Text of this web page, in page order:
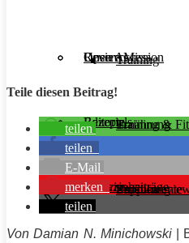
Unsere Mission
Training
Ernährung
Supplemente
Training &
Ernährung
Reviews
Rezepte
Interviews
Open Access
Editorials
Magazinbeiträge
Teile diesen Beitrag!
teilen
teilen
E-Mail
merken
teilen
Von Damian N. Minichowski
|